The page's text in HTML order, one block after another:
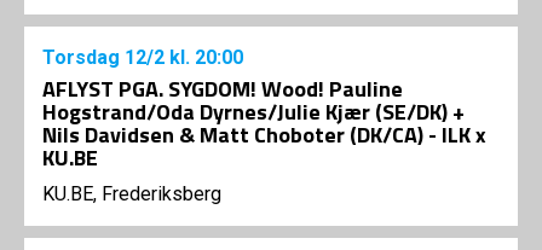
Torsdag 12/2 kl. 20:00
AFLYST PGA. SYGDOM! Wood! Pauline
Hogstrand/Oda Dyrnes/Julie Kjær (SE/DK) +
Nils Davidsen & Matt Choboter (DK/CA) - ILK x
KU.BE
KU.BE, Frederiksberg